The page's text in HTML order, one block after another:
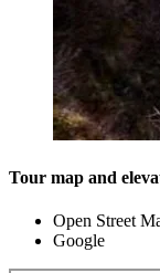
Tour map and
Open Street
Google